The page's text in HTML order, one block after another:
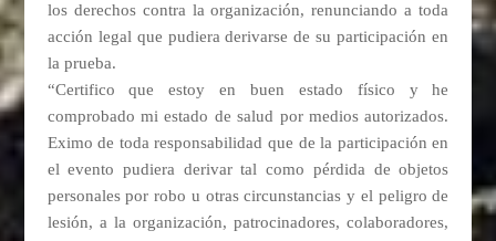
los derechos contra la organización, renunciando a toda
acción legal que pudiera derivarse de su participación en
la prueba.
“Certifico que estoy en buen estado físico y he
comprobado mi estado de salud por medios autorizados.
Eximo de toda responsabilidad que de la participación en
el evento pudiera derivar tal como pérdida de objetos
personales por robo u otras circunstancias y el peligro de
lesión, a la organización, patrocinadores, colaboradores,